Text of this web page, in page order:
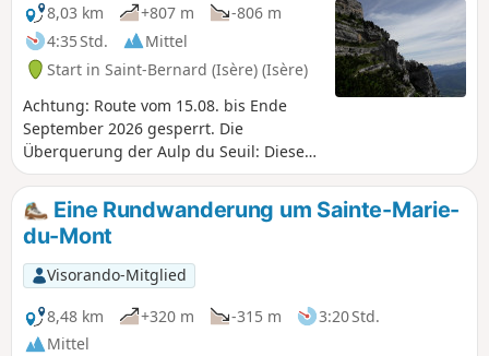
8,03 km
+807 m
-806 m
4:35 Std.
Mittel
Start in Saint-Bernard (Isère) (Isère)
Achtung: Route vom 15.08. bis Ende
September 2026 gesperrt. Die
Überquerung der Aulp du Seuil: Diese
Wanderung zählt zu den schönsten in
der Chartreuse.
Eine Rundwanderung um Sainte-Marie-
du-Mont
Visorando-Mitglied
8,48 km
+320 m -315 m
3:20 Std.
Mittel